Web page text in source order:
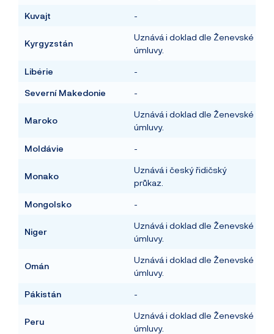
Kuvajt -
Kyrgyzstán
Uznává i doklad dle Ženevské
úmluvy.
Libérie -
Severní Makedonie -
Maroko
Uznává i doklad dle Ženevské
úmluvy.
Moldávie -
Monako
Uznává i český řidičský
průkaz.
Mongolsko -
Niger
Uznává i doklad dle Ženevské
úmluvy.
Omán
Uznává i doklad dle Ženevské
úmluvy.
Pákistán -
Peru
Uznává i doklad dle Ženevské
úmluvy.